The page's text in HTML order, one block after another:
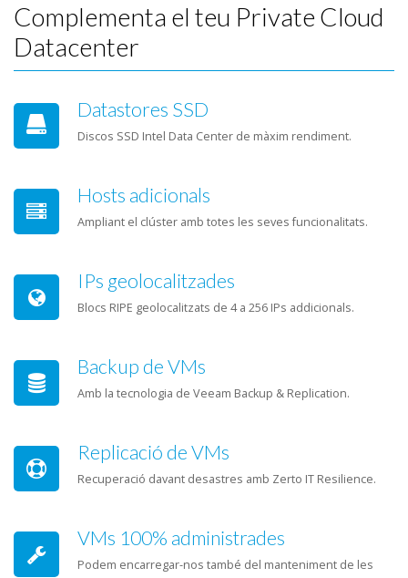
Complementa el teu Private Cloud
Datacenter
Datastores SSD
Discos SSD Intel Data Center de màxim rendiment.
Hosts adicionals
Ampliant el clúster amb totes les seves funcionalitats.
IPs geolocalitzades
Blocs RIPE geolocalitzats de 4 a 256 IPs addicionals.
Backup de VMs
Amb la tecnologia de Veeam Backup & Replication.
Replicació de VMs
Recuperació davant desastres amb Zerto IT Resilience.
VMs 100% administrades
Podem encarregar-nos també del manteniment de les